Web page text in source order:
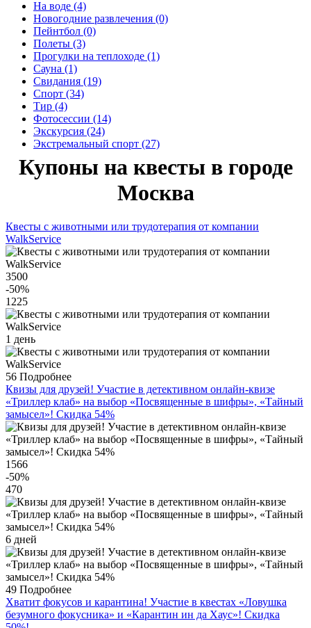
На воде (4)
Новогодние развлечения (0)
Пейнтбол (0)
Полеты (3)
Прогулки на теплоходе (1)
Сауна (1)
Свидания (19)
Спорт (34)
Тир (4)
Фотосессии (14)
Экскурсия (24)
Экстремальный спорт (27)
Купоны на квесты в городе
Москва
Квесты с животными или трудотерапия от компании
WalkService
3500
-50%
1225
1 день
56 Подробнее
Квизы для друзей! Участие в детективном онлайн-квизе
«Триллер клаб» на выбор «Посвященные в шифры», «Тайный
замысел»! Скидка 54%
1566
-50%
470
6 дней
49 Подробнее
Хватит фокусов и карантина! Участие в квестах «Ловушка
безумного фокусника» и «Карантин ин да Хаус»! Скидка